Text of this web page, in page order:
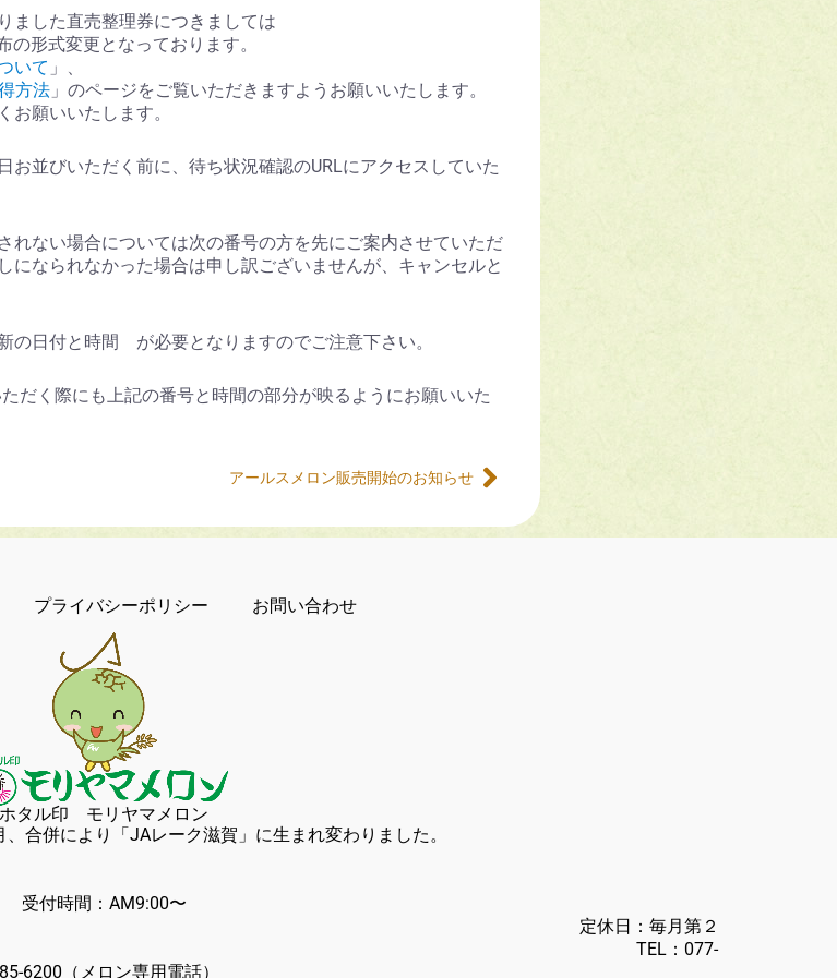
ました直売整理券につきましては
形式変更となっております。
いて 」、
方法 」のページをご覧いただきますようお願いいたします。
お願いいたします。
お並びいただく前に、待ち状況確認のURLにアクセスしていた
れない場合については次の番号の方を先にご案内させていただ
になられなかった場合は申し訳ございませんが、キャンセルと
日付と時間 が必要となりますのでご注意下さい。
だく際にも上記の番号と時間の部分が映るようにお願いいた
アールスメロン販売開始のお知らせ
プライバシーポリシー お問い合わせ
ホタル印 モリヤマメロン
合併により「JAレーク滋賀」に生まれ変わりました。
うみんち)
県守山市洲本町2785
受付時間：AM9:00〜
日：毎月第２
〜8月除く TEL： 077-
6200 （メロン専用電話）